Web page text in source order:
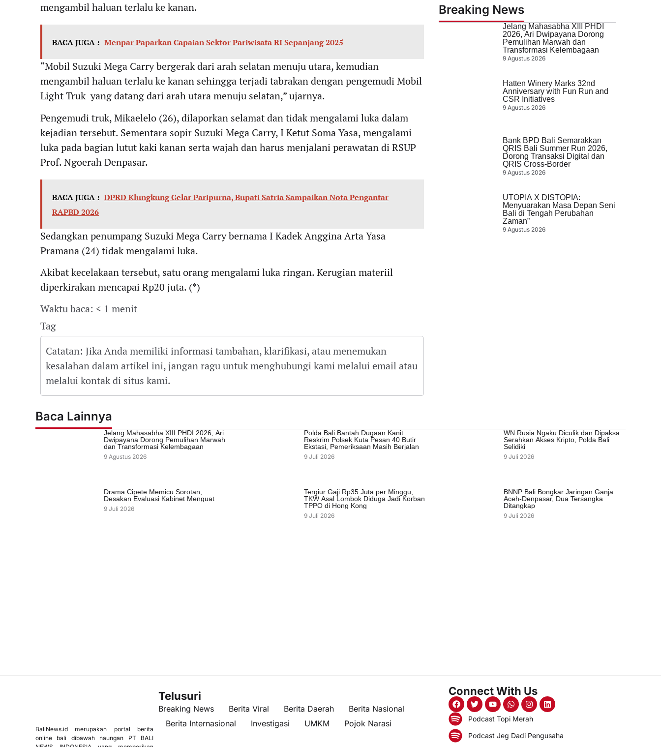
mengambil haluan terlalu ke kanan.
BACA JUGA : Menpar Paparkan Capaian Sektor Pariwisata RI Sepanjang 2025
“Mobil Suzuki Mega Carry bergerak dari arah selatan menuju utara, kemudian
mengambil haluan terlalu ke kanan sehingga terjadi tabrakan dengan pengemudi Mobil
Light Truk yang datang dari arah utara menuju selatan,” ujarnya.
Pengemudi truk, Mikaelelo (26), dilaporkan selamat dan tidak mengalami luka dalam
kejadian tersebut. Sementara sopir Suzuki Mega Carry, I Ketut Soma Yasa, mengalami
luka pada bagian lutut kaki kanan serta wajah dan harus menjalani perawatan di RSUP
Prof. Ngoerah Denpasar.
BACA JUGA : DPRD Klungkung Gelar Paripurna, Bupati Satria Sampaikan Nota Pengantar
RAPBD 2026
Sedangkan penumpang Suzuki Mega Carry bernama I Kadek Anggina Arta Yasa
Pramana (24) tidak mengalami luka.
Akibat kecelakaan tersebut, satu orang mengalami luka ringan. Kerugian materiil
diperkirakan mencapai Rp20 juta. (*)
Waktu baca: < 1 menit
Tag
Catatan: Jika Anda memiliki informasi tambahan, klarifikasi, atau menemukan
kesalahan dalam artikel ini, jangan ragu untuk menghubungi kami melalui email atau
melalui kontak di situs kami.
Breaking News
Jelang Mahasabha XIII PHDI
2026, Ari Dwipayana Dorong
Pemulihan Marwah dan
Transformasi Kelembagaan
9 Agustus 2026
Hatten Winery Marks 32nd
Anniversary with Fun Run and
CSR Initiatives
9 Agustus 2026
Bank BPD Bali Semarakkan
QRIS Bali Summer Run 2026,
Dorong Transaksi Digital dan
QRIS Cross-Border
9 Agustus 2026
UTOPIA X DISTOPIA:
Menyuarakan Masa Depan Seni
Bali di Tengah Perubahan
Zaman”
9 Agustus 2026
Baca Lainnya
Jelang Mahasabha XIII PHDI 2026, Ari
Dwipayana Dorong Pemulihan Marwah
dan Transformasi Kelembagaan
9 Agustus 2026
Polda Bali Bantah Dugaan Kanit
Reskrim Polsek Kuta Pesan 40 Butir
Ekstasi, Pemeriksaan Masih Berjalan
9 Juli 2026
WN Rusia Ngaku Diculik dan Dipaksa
Serahkan Akses Kripto, Polda Bali
Selidiki
9 Juli 2026
Drama Cipete Memicu Sorotan,
Desakan Evaluasi Kabinet Menguat
9 Juli 2026
Tergiur Gaji Rp35 Juta per Minggu,
TKW Asal Lombok Diduga Jadi Korban
TPPO di Hong Kong
9 Juli 2026
BNNP Bali Bongkar Jaringan Ganja
Aceh-Denpasar, Dua Tersangka
Ditangkap
9 Juli 2026
BaliNews.id merupakan portal berita
online bali dibawah naungan PT BALI
Telusuri
Breaking News Berita Viral Berita Daerah
Berita Nasional
Berita Internasional
Investigasi UMKM Pojok Narasi
Connect With Us
Podcast Topi Merah
Podcast Jeg Dadi Pengusaha